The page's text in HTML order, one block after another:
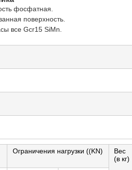
фосфатная.
поверхность.
все Gcr15 SiMn.
Ограничения нагрузки ((KN)
Вес
(в кг)